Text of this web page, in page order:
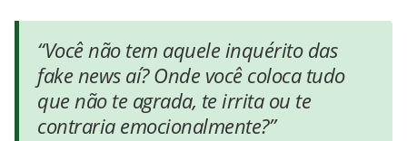
“Você não tem aquele inquérito das
fake newsaí? Onde você coloca tudo
que não te agrada, te irrita ou te
contraria emocionalmente?”